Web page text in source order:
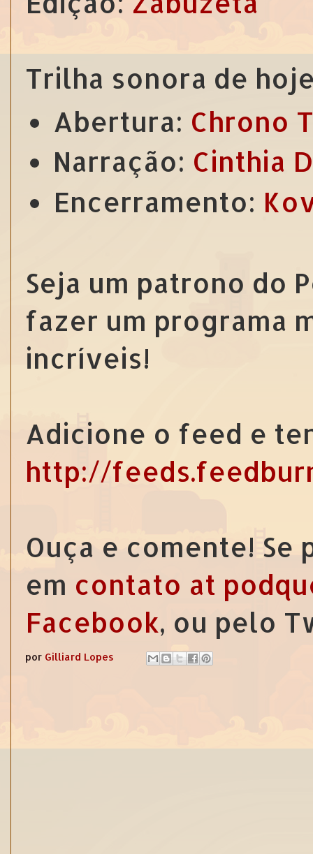
Trilha sonora de
Abertura: Chrono
Narração: Cinthia
Encerramento:
Seja um patrono do
fazer um programa
incríveis!
Adicione o feed e
http://
Ouça e comente!
em contato at
Facebook, ou pelo
por Gilliard Lopes